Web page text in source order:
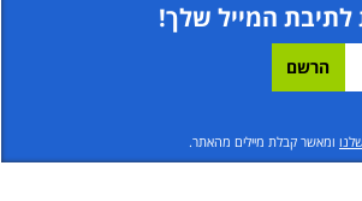
לתיבת המייל שלך!
ומאשר קבלת מיילים מהאתר.